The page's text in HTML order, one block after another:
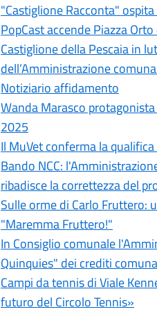
"Castiglione Racconta"
PopCast accende Piazza
Castiglione della Pescaia in
dell’Amministrazione
Notiziario affidamento
Wanda Marasco
2025
Il MuVet conferma la
Bando NCC:
ribadisce la correttezza del
Sulle orme di Carlo Fruttero:
"Maremma Fruttero!"
In Consiglio comunale
Quinquies" dei crediti
Campi da tennis di Viale
futuro del Circolo Tennis»